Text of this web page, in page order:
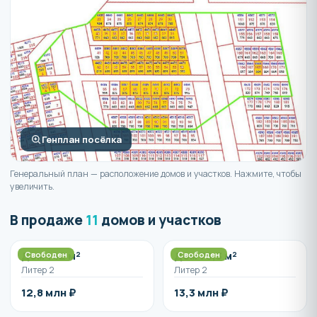
Генплан посёлка
Генеральный план — расположение домов и участков. Нажмите, чтобы
увеличить.
В продаже11 домов и участков
Свободен
Дом 142 м²
Литер 2
12,8 млн ₽
Свободен
Дом 79,3 м²
Литер 2
13,3 млн ₽